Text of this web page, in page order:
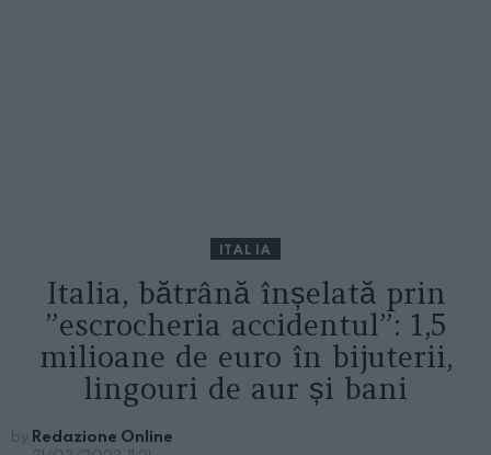
ITALIA
Italia, bătrână înșelată prin
”escrocheria accidentul”: 1,5
milioane de euro în bijuterii,
lingouri de aur și bani
by Redazione Online